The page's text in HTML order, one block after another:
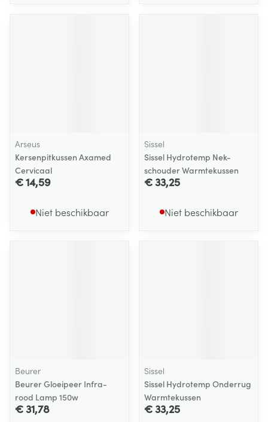
Arseus
Kersenpitkussen Axamed
Cervicaal
€ 14,59
Niet beschikbaar
Sissel
Sissel Hydrotemp Nek-
schouder Warmtekussen
€ 33,25
Niet beschikbaar
Beurer
Beurer Gloeipeer Infra-
rood Lamp 150w
€ 31,78
Sissel
Sissel Hydrotemp Onderrug
Warmtekussen
€ 33,25